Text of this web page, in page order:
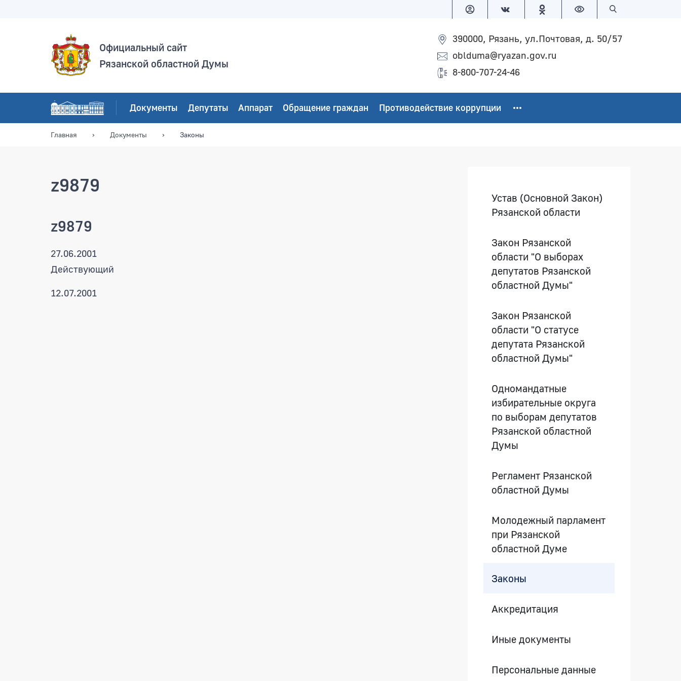
Версия для слабовидящих
Официальный сайт
Рязанской областной Думы
390000, Рязань, ул.Почтовая, д. 50/57
oblduma@ryazan.gov.ru
8-800-707-24-46
Документы Депутаты Аппарат Обращение граждан Противодействие коррупции
Главная Документы Законы
z9879
z9879
27.06.2001
Действующий
12.07.2001
Устав (Основной Закон)
Рязанской области
Закон Рязанской
области "О выборах
депутатов Рязанской
областной Думы"
Закон Рязанской
области "О статусе
депутата Рязанской
областной Думы"
Одномандатные
избирательные округа
по выборам депутатов
Рязанской областной
Думы
Регламент Рязанской
областной Думы
Молодежный парламент
при Рязанской
областной Думе
Законы
Аккредитация
Иные документы
Персональные данные